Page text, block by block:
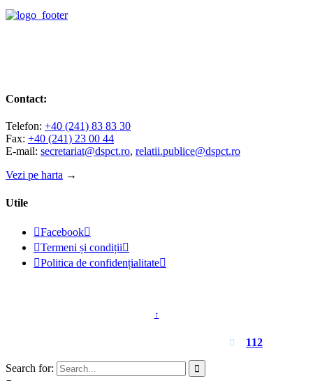
Contact:
Telefon: +40 (241) 83 83 30
Fax: +40 (241) 23 00 44
E-mail: secretariat@dspct.ro, relatii.publice@dspct.ro
Vezi pe harta →
Utile
Facebook
Termeni și condiții
Politica de confidențialitate
↑
 112
Search for: 